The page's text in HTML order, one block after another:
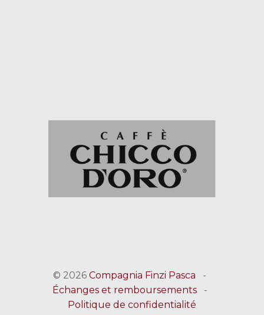
© 2026 Compagnia Finzi Pasca -
Échanges et remboursements-
Politique de confidentialité